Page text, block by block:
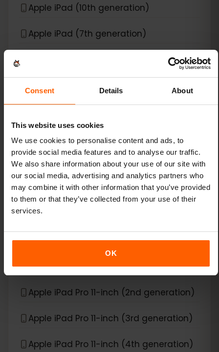
Consent Details About
This website uses cookies
We use cookies to personalise content and ads, to
provide social media features and to analyse our traffic.
We also share information about your use of our site with
our social media, advertising and analytics partners who
may combine it with other information that you’ve provided
to them or that they’ve collected from your use of their
services.
OK
Apple iPad (10th generation)
Apple iPad (7th generation)
Apple iPad (9th generation)
Apple iPad Air (4th generation)
Apple iPad Air (5th generation)
Apple iPad Air (6th generation)
Apple iPad Mini (5th generation)
Apple iPad Mini (6th generation)
Apple iPad Pro 11-inch (1st generation)
Apple iPad Pro 11-inch (2nd generation)
Apple iPad Pro 11-inch (3rd generation)
Apple iPad Pro 11-inch (4th generation)